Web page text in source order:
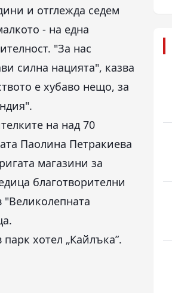
и отглежда седем
- на една
"За нас
силна нацията", казва
е хубаво нещо, за
на над 70
Паолина Петракиева
магазини за
благотворителни
хотел „Кайлъка”.